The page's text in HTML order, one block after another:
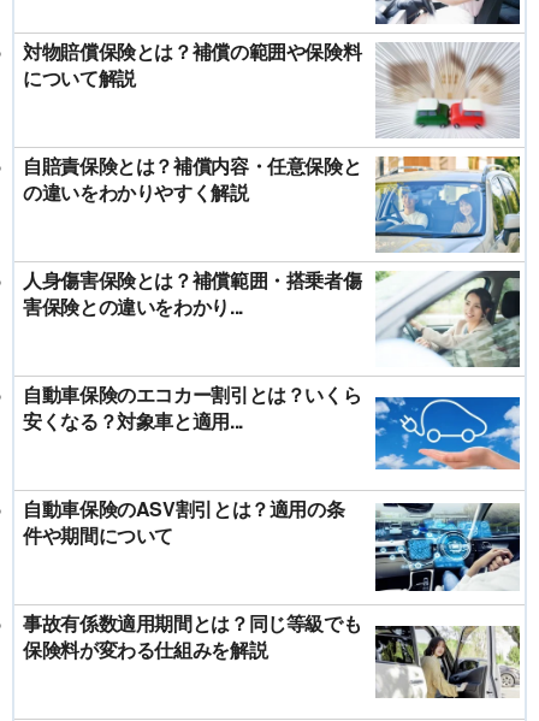
対物賠償保険とは？補償の範囲や保険料
について解説
自賠責保険とは？補償内容・任意保険と
の違いをわかりやすく解説
人身傷害保険とは？補償範囲・搭乗者傷
害保険との違いをわかり...
自動車保険のエコカー割引とは？いくら
安くなる？対象車と適用...
自動車保険のASV割引とは？適用の条
件や期間について
事故有係数適用期間とは？同じ等級でも
保険料が変わる仕組みを解説